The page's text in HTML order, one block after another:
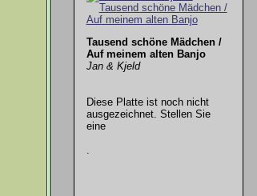
Tausend schöne Mädchen /
Auf meinem alten Banjo
Jan & Kjeld
Diese Platte ist noch nicht
ausgezeichnet. Stellen Sie
eine